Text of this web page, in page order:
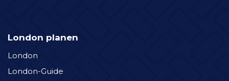
London planen
London
London-Guide